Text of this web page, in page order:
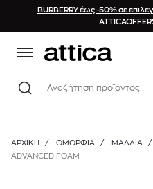
BURBERRY έως -50% σε
Αναζήτηση προϊόντος :
ΑΡΧΙΚΉ / ΟΜΟΡΦΙΑ / ΜΑΛΛΙΑ /
ADVANCED FOAM